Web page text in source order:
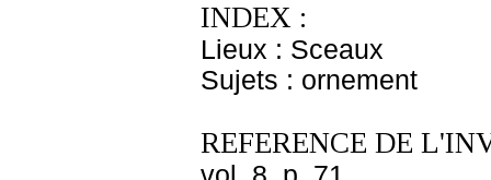
INDEX :
Lieux : Sceaux
Sujets : ornement
REFERENCE DE